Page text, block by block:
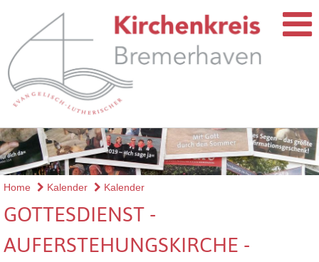
Home Kalender Kalender
GOTTESDIENST -
AUFERSTEHUNGSKIRCHE -